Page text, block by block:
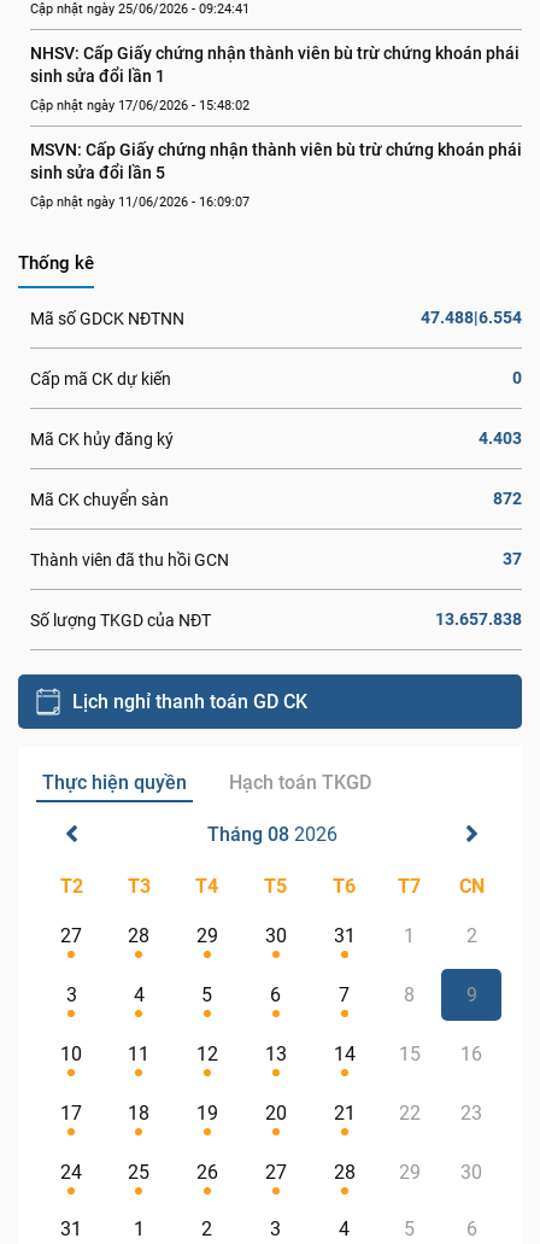
Cập nhật ngày 25/06/2026 - 09:24:41
NHSV: Cấp Giấy chứng nhận thành viên bù trừ chứng khoán phái
sinh sửa đổi lần 1
Cập nhật ngày 17/06/2026 - 15:48:02
MSVN: Cấp Giấy chứng nhận thành viên bù trừ chứng khoán phái
sinh sửa đổi lần 5
Cập nhật ngày 11/06/2026 - 16:09:07
Thống kê
Mã số GDCK NĐTNN 47.488|6.554
Cấp mã CK dự kiến 0
Mã CK hủy đăng ký 4.403
Mã CK chuyển sàn 872
Thành viên đã thu hồi GCN 37
Số lượng TKGD của NĐT 13.657.838
Lịch nghỉ thanh toán GD CK
Thực hiện quyền Hạch toán TKGD
Tháng 08 2026
T2 T3 T4 T5 T6 T7 CN
27 28 29 30 31 1 2
3 4 5 6 7 8 9
10 11 12 13 14 15 16
17 18 19 20 21 22 23
24 25 26 27 28 29 30
31 1 2 3 4 5 6